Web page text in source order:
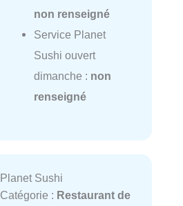
non renseigné
Service Planet
Sushi ouvert
dimanche : non
renseigné
Planet Sushi
Catégorie : Restaurant de